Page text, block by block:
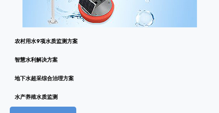
农村用水9项水质监测方案
智慧水利解决方案
地下水超采综合治理方案
水产养殖水质监测